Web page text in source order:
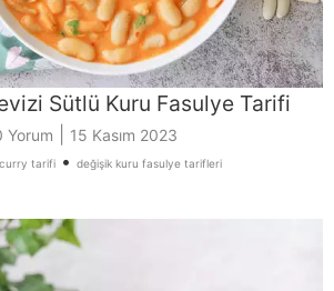
Sütlü Kuru Fasulye Tarifi
Yorum 15 Kasım 2023
curry tarifi • değişik kuru fasulye tarifleri